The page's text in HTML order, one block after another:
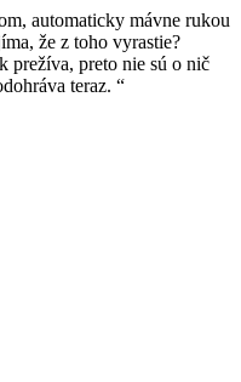
automaticky mávne rukou
že z toho vyrastie?
prežíva, preto nie sú o nič
teraz.